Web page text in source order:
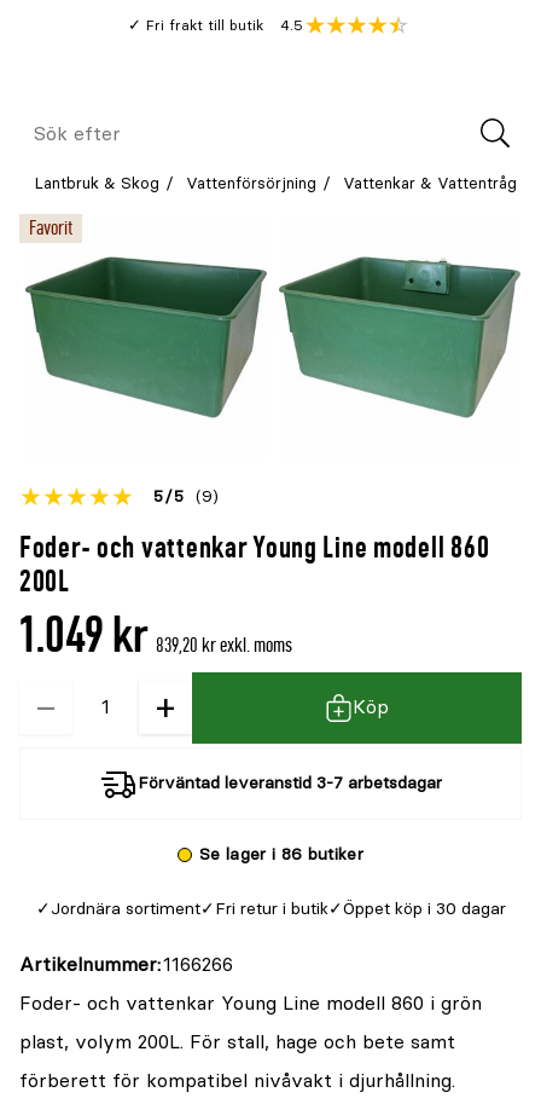
Fri frakt till butik
Genomsnitt
4.5
Meny
Sök
Lantbruk & Skog Vattenförsörjning Vattenkar & Vattentråg
Foder- och vattenkar Young Line modell 860
200L
Betyget
denna
av
5 5 (9)
Öppna
recensioner
1.049 kr 839,20 kr exkl. moms
−
Kvantitet + Köp
Förväntad leveranstid 3-7 arbetsdagar
Se lager i 86 butiker
Jordnära sortiment Fri retur i butik Öppet köp i 30 dagar
Artikelnummer 1166266
Foder- och vattenkar Young Line modell 860 i grön
plast, volym 200L. För stall, hage och bete samt
förberett för kompatibel nivåvakt i djurhållning.
Favorit